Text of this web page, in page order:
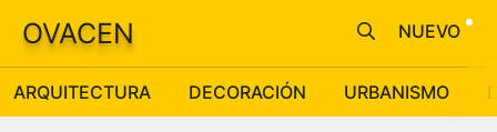
Saltar
contenido
OVACEN
ARQUITECTURA DECORACIÓN URBANISMO
NUEVO